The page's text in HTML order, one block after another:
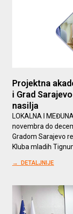
Projektna
i Grad
nasilja
LOKALNA I
novembra do
Gradom Sarajevo
Kluba mladih
→ DETALJNIJE